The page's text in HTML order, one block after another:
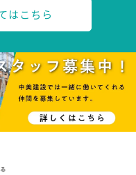
はこちら